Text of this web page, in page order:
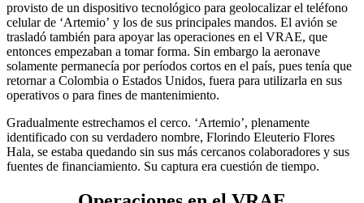
provisto de un dispositivo tecnológico para geolocalizar el teléfono
celular de ‘Artemio’ y los de sus principales mandos. El avión se
trasladó también para apoyar las operaciones en el VRAE, que
entonces empezaban a tomar forma. Sin embargo la aeronave
solamente permanecía por períodos cortos en el país, pues tenía que
retornar a Colombia o Estados Unidos, fuera para utilizarla en sus
operativos o para fines de mantenimiento.
Gradualmente estrechamos el cerco. ‘Artemio’, plenamente
identificado con su verdadero nombre, Florindo Eleuterio Flores
Hala, se estaba quedando sin sus más cercanos colaboradores y sus
fuentes de financiamiento. Su captura era cuestión de tiempo.